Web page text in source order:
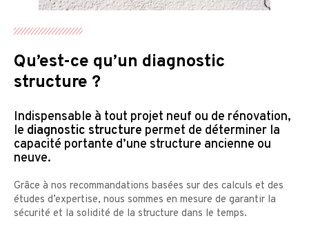
Qu’est-ce qu’un diagnostic
structure ?
Indispensable à tout projet neuf ou de rénovation,
le diagnostic structure permet de déterminer la
capacité portante d’une structure ancienne ou
neuve.
Grâce à nos recommandations basées sur des calculs et des
études d’expertise, nous sommes en mesure de garantir la
sécurité et la solidité de la structure dans le temps.